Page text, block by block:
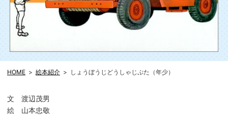
HOME 絵本紹介 しょうぼうじどうしゃじぷた（年少）
文 渡辺茂男
絵 山本忠敬